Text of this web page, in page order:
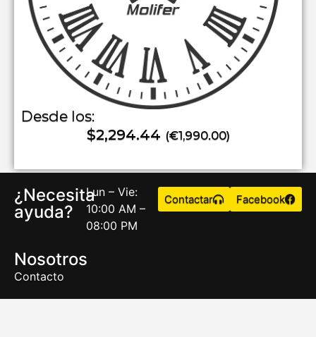
Desde los:
$2,294.44 (€1,990.00)
¿Necesita
ayuda?
Lun – Vie:
10:00 AM –
08:00 PM
Contactar Facebook
Nosotros
Contacto